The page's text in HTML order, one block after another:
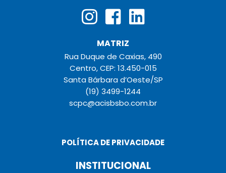
MATRIZ
Rua Duque de Caxias, 490
Centro, CEP: 13.450-015
Santa Bárbara d’Oeste/SP
(19) 3499-1244
scpc@acisbsbo.com.br
POLÍTICA DE PRIVACIDADE
INSTITUCIONAL